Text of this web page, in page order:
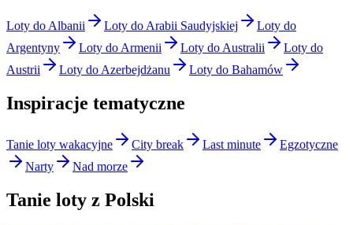
Loty do Albanii Loty do Arabii Saudyjskiej
Loty do
Argentyny
Loty do Armenii Loty do Australii
Loty do
Austrii
Loty do Azerbejdżanu Loty do Bahamów
Inspiracje tematyczne
Tanie loty wakacyjne City break Last minute
Egzotyczne
Narty
Nad morze
Tanie loty z Polski